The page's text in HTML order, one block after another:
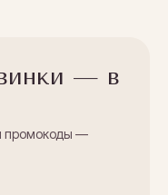
— в
промокоды —